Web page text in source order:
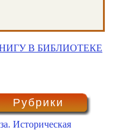
В БИБЛИОТЕКЕ
Рубрики
Историческая